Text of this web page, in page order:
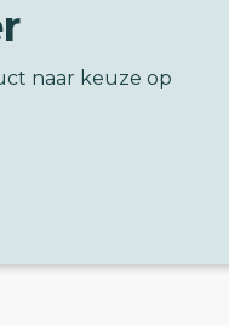
naar keuze op